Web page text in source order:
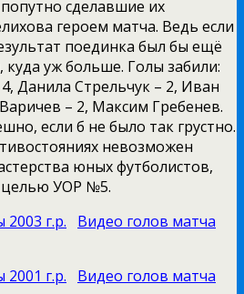
сделавшие их
героем матча. Ведь если
поединка был бы ещё
уж больше. Голы забили:
Данила Стрельчук – 2, Иван
– 2, Максим Гребенев.
если б не было так грустно.
невозможен
юных футболистов,
целью УОР №5.
г.р.
Видео голов матча
г.р.
Видео голов матча